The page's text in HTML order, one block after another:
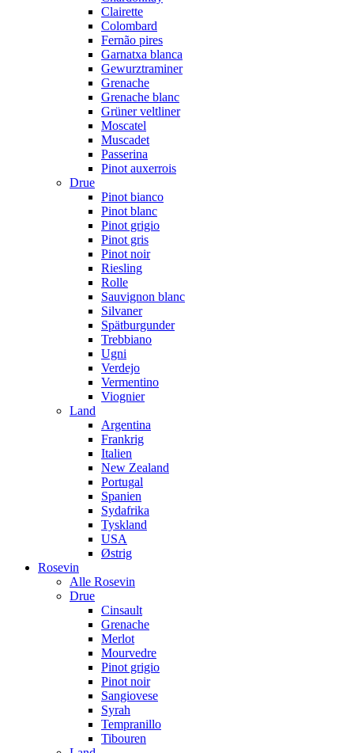
Clairette
Colombard
Fernão pires
Garnatxa blanca
Gewurztraminer
Grenache
Grenache blanc
Grüner veltliner
Moscatel
Muscadet
Passerina
Pinot auxerrois
Drue
Pinot bianco
Pinot blanc
Pinot grigio
Pinot gris
Pinot noir
Riesling
Rolle
Sauvignon blanc
Silvaner
Spätburgunder
Trebbiano
Ugni
Verdejo
Vermentino
Viognier
Land
Argentina
Frankrig
Italien
New Zealand
Portugal
Spanien
Sydafrika
Tyskland
USA
Østrig
Rosevin
Alle Rosevin
Drue
Cinsault
Grenache
Merlot
Mourvedre
Pinot grigio
Pinot noir
Sangiovese
Syrah
Tempranillo
Tibouren